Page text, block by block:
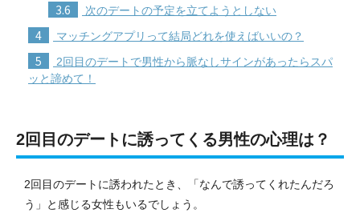
3.6 次のデートの予定を立てようとしない
4 マッチングアプリって結局どれを使えばいいの？
5
2回目のデートで男性から脈なしサインがあったらスパ
ッと諦めて！
2回目のデートに誘ってくる男性の心理は？
2回目のデートに誘われたとき、「なんで誘ってくれたんだろ
う」と感じる女性もいるでしょう。